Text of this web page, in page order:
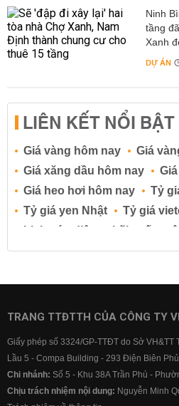
Ninh
tầng
Xanh
DỰ ÁN
LIÊN KẾT NỔI BẬT
Giá vàng hôm nay
Giá
Giá xăng dầu hôm nay
Giá heo hơi hôm nay
Tỷ
Tỷ giá yen Nhật
Tỷ giá
Lịch cúp điện
Lãi suất
Lãi suất tiết kiệm
Lãi suất
Lãi suất ngân hàng BIDV
Lãi suất ngân hàng
TRANG TTĐTTH CỦA CÔNG TY
Giấy phép số 3324/GP-TTĐT do Sở VH&TT
Lầu 5 - Compa Building - 293 Điện Biên
Chi nhánh: Số 5 - Khu 38A Trần Phú -
Chịu trách nhiệm nội dung: Nguyễn Minh